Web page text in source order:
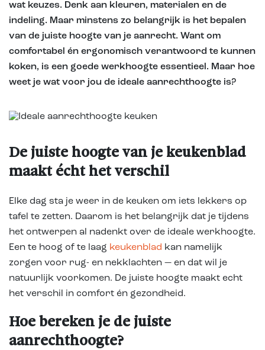
wat keuzes. Denk aan kleuren, materialen en de
indeling. Maar minstens zo belangrijk is het bepalen
van de juiste hoogte van je aanrecht. Want om
comfortabel én ergonomisch verantwoord te kunnen
koken, is een goede werkhoogte essentieel. Maar hoe
weet je wat voor jou de ideale aanrechthoogte is?
De juiste hoogte van je keukenblad
maakt écht het verschil
Elke dag sta je weer in de keuken om iets lekkers op
tafel te zetten. Daarom is het belangrijk dat je tijdens
het ontwerpen al nadenkt over de ideale werkhoogte.
Een te hoog of te laag keukenblad kan namelijk
zorgen voor rug- en nekklachten — en dat wil je
natuurlijk voorkomen. De juiste hoogte maakt echt
het verschil in comfort én gezondheid.
Hoe bereken je de juiste
aanrechthoogte?